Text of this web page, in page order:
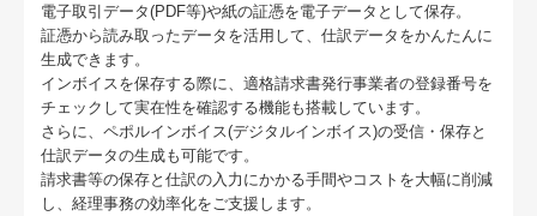
交通案内
セミナー案内
リンク集
お問合せ
電子取引データ(PDF等)や紙の証憑を電子データとして保存。
証憑から読み取ったデータを活用して、仕訳データをかんたんに
生成できます。
インボイスを保存する際に、適格請求書発行事業者の登録番号を
チェックして実在性を確認する機能も搭載しています。
さらに、ペポルインボイス(デジタルインボイス)の受信・保存と
仕訳データの生成も可能です。
請求書等の保存と仕訳の入力にかかる手間やコストを大幅に削減
し、経理事務の効率化をご支援します。